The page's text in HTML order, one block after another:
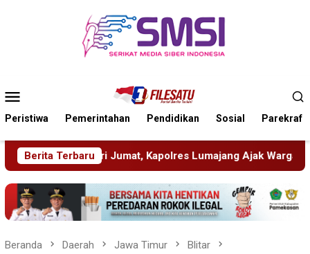
Mobile
Peristiwa Pemerintahan Pendidikan Sosial Parekraf
Berita Terbaru
Ajak Warga Jaga Kamtibmas Pelapor Datangi
Beranda Daerah Jawa Timur Blitar